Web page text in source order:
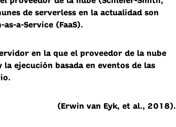
de serverless en la actualidad son
a-Service (FaaS).
en la que el proveedor de la nube
ejecución basada en eventos de las
(Erwin van Eyk, et al., 2018).